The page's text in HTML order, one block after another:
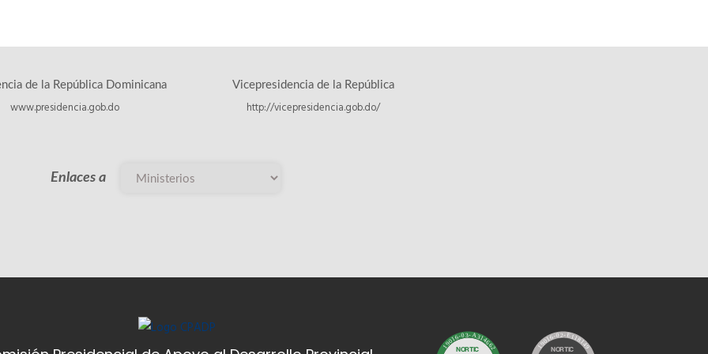
de la República Dominicana
www.presidencia.gob.do
Vicepresidencia de la República
http://vicepresidencia.gob.do/
Enlaces a